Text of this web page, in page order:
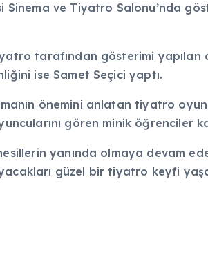
Sinema ve Tiyatro Salonu’nda
tarafından gösterimi yapılan
ise Samet Seçici yaptı.
önemini anlatan tiyatro
gören minik öğrenciler
yanında olmaya devam
güzel bir tiyatro keyfi